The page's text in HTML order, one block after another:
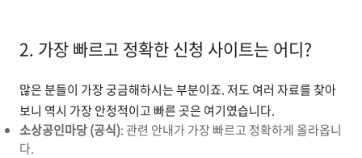
2. 가장 빠르고 정확한 신청 사이트는 어디?
많은 분들이 가장 궁금해하시는 부분이죠. 저도 여러 자료를 찾아
보니 역시 가장 안정적이고 빠른 곳은 여기였습니다.
소상공인마당 (공식): 관련 안내가 가장 빠르고 정확하게 올라옵니
다.